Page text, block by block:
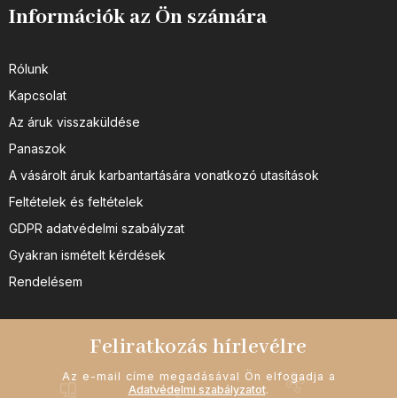
Információk az Ön számára
Rólunk
Kapcsolat
Az áruk visszaküldése
Panaszok
A vásárolt áruk karbantartására vonatkozó utasítások
Feltételek és feltételek
GDPR adatvédelmi szabályzat
Gyakran ismételt kérdések
Rendelésem
Feliratkozás hírlevélre
Az e-mail címe megadásával Ön elfogadja a
Adatvédelmi szabályzatot.